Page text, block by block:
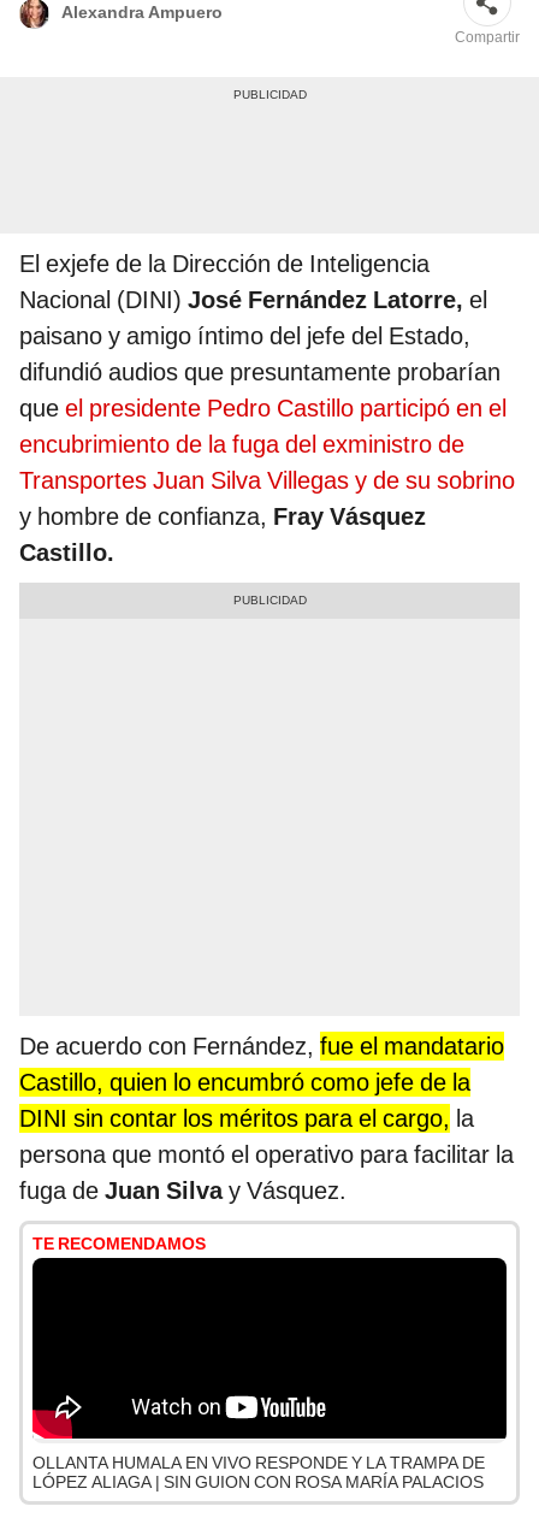
Alexandra Ampuero
Compartir
El exjefe de la Dirección de Inteligencia
Nacional (DINI) José Fernández Latorre, el
paisano y amigo íntimo del jefe del Estado,
difundió audios que presuntamente probarían
que el presidente Pedro Castillo participó en el
encubrimiento de la fuga del exministro de
Transportes Juan Silva Villegas y de su sobrino
y hombre de confianza, Fray Vásquez
Castillo.
De acuerdo con Fernández, fue el mandatario
Castillo, quien lo encumbró como jefe de la
DINI sin contar los méritos para el cargo, la
persona que montó el operativo para facilitar la
fuga de Juan Silvay Vásquez.
TE RECOMENDAMOS
OLLANTA HUMALA EN VIVO RESPONDE Y LA TRAMPA DE
LÓPEZ ALIAGA | SIN GUION CON ROSA MARÍA PALACIOS